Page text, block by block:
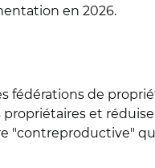
en 2026.
fédérations de
et
"contreproductive"